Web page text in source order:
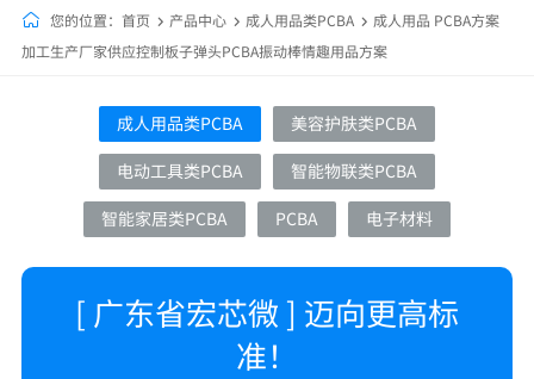
您的位置： 首页 产品中心 成人用品类PCBA
成人用品 PCBA方案
加工生产厂家供应控制板子弹头PCBA振动棒情趣用品方案
成人用品类PCBA
美容护肤类PCBA
电动工具类PCBA
智能物联类PCBA
智能家居类PCBA
PCBA 电子材料
[ 广东省宏芯微 ] 迈向更高标
准！